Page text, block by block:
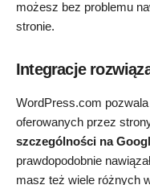
możesz bez problemu
stronie.
Integracje
WordPress.com pozwala
oferowanych przez
szczególności na
prawdopodobnie
masz też wiele różnych